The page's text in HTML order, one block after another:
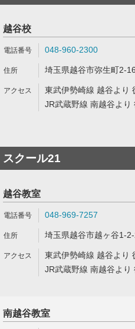
越谷校
048-960-2300
埼玉県越谷市弥生町2-
東武伊勢崎線 越谷より
JR武蔵野線 南越谷より
スクール21
越谷教室
048-969-7257
埼玉県越谷市越ヶ谷1-
東武伊勢崎線 越谷より
JR武蔵野線 南越谷より
南越谷教室